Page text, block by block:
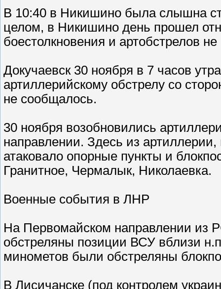
В 10:40 в Никишино была слышна
целом, в Никишино день прошел
боестолкновения и артобстрелов
Докучаевск 30 ноября в 7 часов
артиллерийскому обстрелу со
не сообщалось.
30 ноября возобновились
направлении. Здесь из
атаковало опорные пункты и
Гранитное, Чермалык, Николаевка.
Военные события в ЛНР
На Первомайском направлении
обстреляны позиции ВСУ вблизи
минометов были обстреляны
В Лисичанске (под контролем